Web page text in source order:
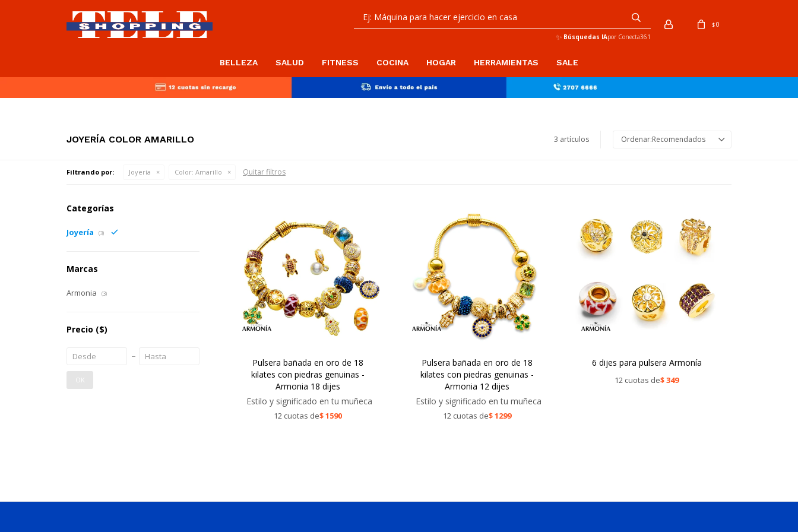
BELLEZA SALUD FITNESS COCINA HOGAR HERRAMIENTAS SALE
✨ Búsquedas IApor Conecta361
$0
JOYERÍA COLOR AMARILLO 3 artículos Recomendados
Filtrando por: Joyería Color: Amarillo Quitar filtros
Pulsera bañada en oro de 18
kilates con piedras genuinas -
Armonia 18 dijes
Estilo y significado en tu muñeca
12 cuotas de$1590
Pulsera bañada en oro de 18
kilates con piedras genuinas -
Armonia 12 dijes
Estilo y significado en tu muñeca
12 cuotas de$1299
6 dijes para pulsera Armonía
12 cuotas de$349
Categorías
Joyería (3)
Marcas
Armonia (3)
Precio ($)
OK